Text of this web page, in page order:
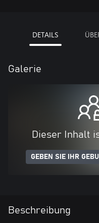
DETAILS
Galerie
Dieser Inhalt
GEBEN SIE IHR
Beschreibung